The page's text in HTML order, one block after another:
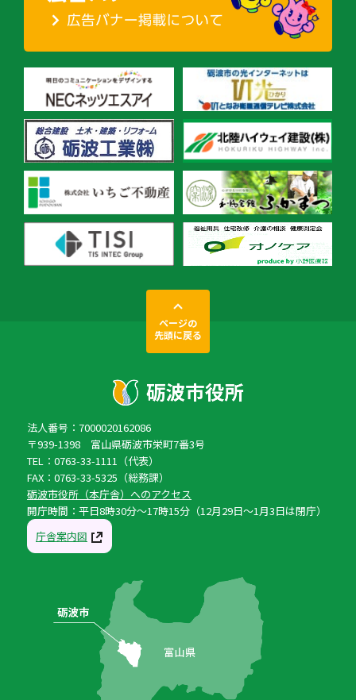
ページの
先頭に戻る
法人番号：7000020162086
〒939-1398 富山県砺波市栄町7番3号
TEL：0763-33-1111（代表）
FAX：0763-33-5325（総務課）
砺波市役所（本庁舎）へのアクセス
開庁時間：平日8時30分〜17時15分（12月29日〜1月3日は閉庁）
庁舎案内図